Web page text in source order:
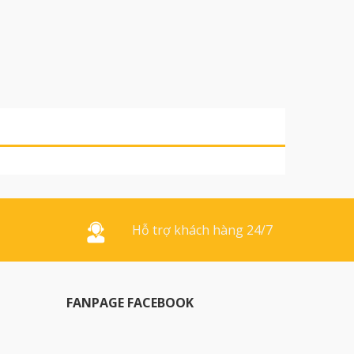
Hỗ trợ khách hàng 24/7
FANPAGE FACEBOOK